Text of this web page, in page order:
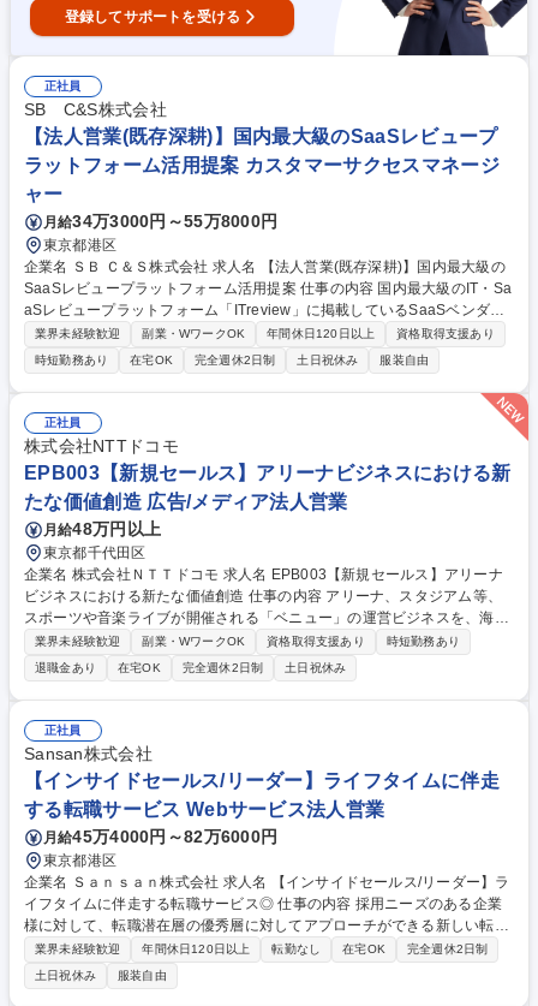
登録してサポートを受ける
正社員
SB C&S株式会社
【法人営業(既存深耕)】国内最大級のSaaSレビュープ
ラットフォーム活用提案 カスタマーサクセスマネージ
ャー
月給34万3000円～55万8000円
東京都港区
企業名 ＳＢ Ｃ＆Ｓ株式会社 求人名 【法人営業(既存深耕)】国内最大級の
SaaSレビュープラットフォーム活用提案 仕事の内容 国内最大級のIT・Sa
aSレビュープラットフォーム「ITreview」に掲載しているSaaSベンダー
（既存顧客）に対して、新機能などを含めたアップセル・クロスセル提案
や、定期的な状況把握・折衝などをお任せします。 【詳細】すでに有償プ
ランの契約を交わされている既存顧客（40～50社程度）の深耕をお任せ
します。顧客の課題・状況をヒアリングし、複数あるプランの中からアッ
プセル・クロスセルを行う提案から、解約とならないような定期接点、新
規導入時のオンボーディング等のカスタマーサクセス業務をお任せしま
す。 ※入社直後から、アイティクラウド(株)へ出向となります。 募集職種
【法人営業(既存深耕)】国内最大級のSaaSレビュープラットフォーム活用
提案
業界未経験歓迎 副業・WワークOK 年間休日120日以上
資格取得支援あり
時短勤務あり
在宅OK 完全週休2日制 土日祝休み 服装自由
正社員
株式会社NTTドコモ
EPB003【新規セールス】アリーナビジネスにおける新
たな価値創造 広告/メディア法人営業
月給48万円以上
東京都千代田区
企業名 株式会社ＮＴＴドコモ 求人名 EPB003【新規セールス】アリーナ
ビジネスにおける新たな価値創造 仕事の内容 アリーナ、スタジアム等、
スポーツや音楽ライブが開催される「ベニュー」の運営ビジネスを、海外
のアリーナ運営事業者やスポーツコンテンツホルダー等との協業によって
立ち上げていくことがミッションです。 ・ドコモが運営管理するアリーナ
において、施設のスポンサー販売・営業業務の管理 ・ドコモが運営管理す
るアリーナのホスピタリティ企画やスポンサーメニューとセットでの営業
管理 ※今回のポジションでは、採用数年後管理するアリーナ運営会社への
出向を想定しています。 募集職種 EPB003【新規セールス】アリーナビジ
ネスにおける新たな価値創造
業界未経験歓迎 副業・WワークOK 資格取得支援あり
時短勤務あり
退職金あり
在宅OK 完全週休2日制 土日祝休み
正社員
Sansan株式会社
【インサイドセールス/リーダー】ライフタイムに伴走
する転職サービス Webサービス法人営業
月給45万4000円～82万6000円
東京都港区
企業名 Ｓａｎｓａｎ株式会社 求人名 【インサイドセールス/リーダー】ラ
イフタイムに伴走する転職サービス◎ 仕事の内容 採用ニーズのある企業
様に対して、転職潜在層の優秀層に対してアプローチができる新しい転職
サービスの導入提案を進めていただきます。他サービスと比較しデータベ
ースの特異性があり毎月の決定数も増えています！ ■マーケティング施策
や問い合わせなどから獲得したリードへのアプローチ■採用課題や採用計
業界未経験歓迎 年間休日120日以上 転勤なし 在宅OK
完全週休2日制
土日祝休み
服装自由